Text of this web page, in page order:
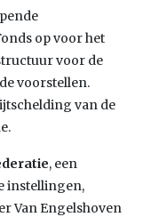
op voor het
voor de
voorstellen.
van de
, een
instellingen,
Van Engelshoven